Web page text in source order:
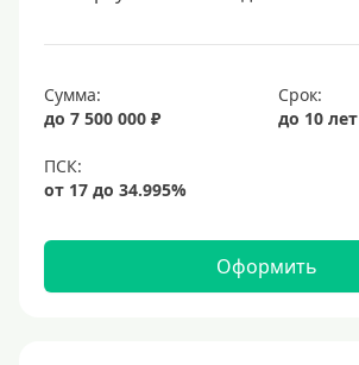
Сумма:
до 7 500 000 ₽
Срок:
до 10 лет
Оформить